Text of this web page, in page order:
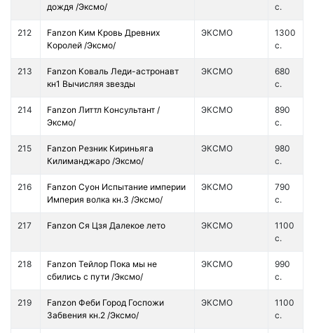
дождя /Эксмо/
с.
212
Fanzon Ким Кровь Древних
Королей /Эксмо/
ЭКСМО
1300
с.
213
Fanzon Коваль Леди-астронавт
кн1 Вычисляя звезды
ЭКСМО
680
с.
214
Fanzon Литтл Консультант /
Эксмо/
ЭКСМО
890
с.
215
Fanzon Резник Кириньяга
Килиманджаро /Эксмо/
ЭКСМО
980
с.
216
Fanzon Суон Испытание империи
Империя волка кн.3 /Эксмо/
ЭКСМО
790
с.
217 Fanzon Ся Цзя Далекое лето ЭКСМО
1100
с.
218
Fanzon Тейлор Пока мы не
сбились с пути /Эксмо/
ЭКСМО
990
с.
219
Fanzon Феби Город Госпожи
Забвения кн.2 /Эксмо/
ЭКСМО
1100
с.